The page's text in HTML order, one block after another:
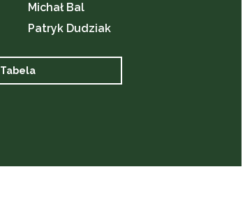
Michał Bal
Patryk Dudziak
Tabela